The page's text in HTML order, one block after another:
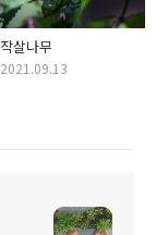
작살나무
2021.09.13